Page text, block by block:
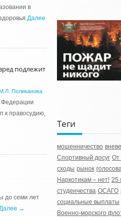
в
Далее
подлежит
Поликанова
Федерации
к правосудию,
до семи лет
→
Теги
мошенничество
Спортивный досуг От
сходы рынок
Наркотикам – нет! 25
студенчества ОСАГО
социальные выплаты
Военно-морского